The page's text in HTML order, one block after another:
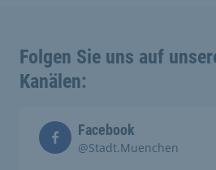
Folgen Sie uns auf
Kanälen:
Facebook
@Stadt.Muenchen